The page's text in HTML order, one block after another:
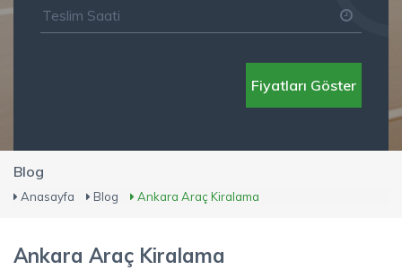
Fiyatları Göster
Blog
Anasayfa Blog Ankara Araç Kiralama
Ankara Araç Kiralama